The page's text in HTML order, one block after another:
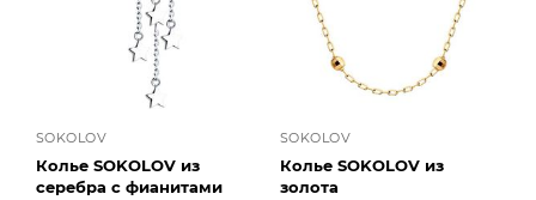
SOKOLOV
Колье SOKOLOV из
серебра с фианитами
SOKOLOV
Колье SOKOLOV из
золота